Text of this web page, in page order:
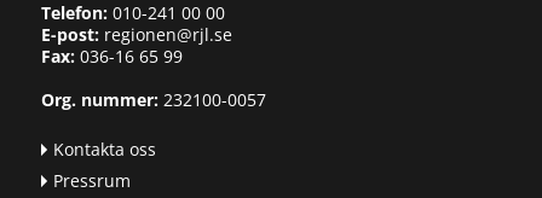
Telefon:010-241 00 00
E-post:regionen@rjl.se
Fax: 036-16 65 99
Org. nummer:232100-0057
Kontakta oss
Pressrum